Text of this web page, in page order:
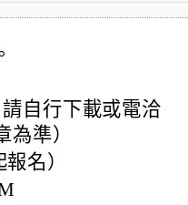
自行下載或電洽
準）
名）